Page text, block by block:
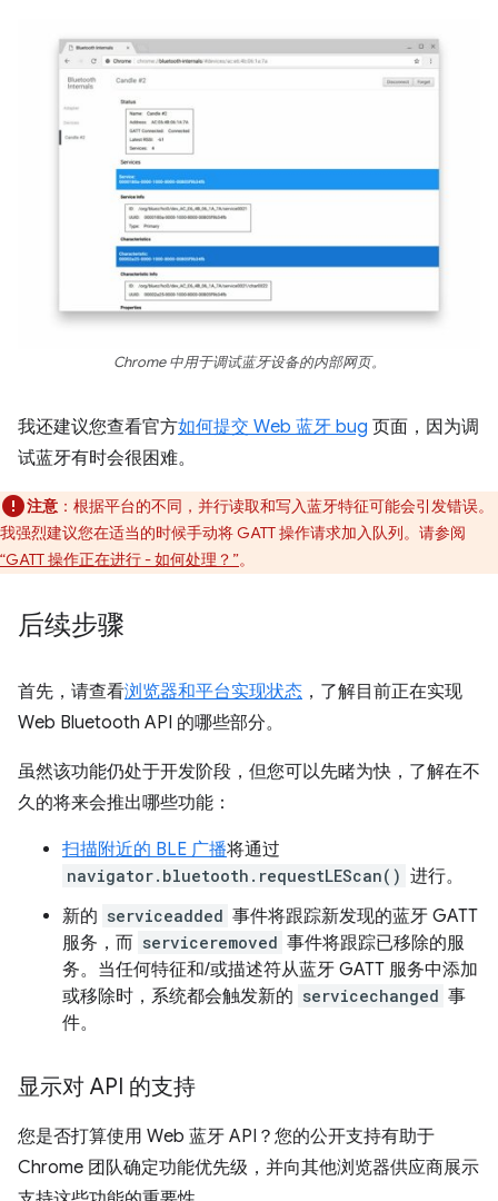
Chrome 中用于调试蓝牙设备的内部网页。
我还建议您查看官方如何提交 Web 蓝牙 bug 页面，因为调
试蓝牙有时会很困难。
注意 ：根据平台的不同，并行读取和写入蓝牙特征可能会引发错误。
我强烈建议您在适当的时候手动将 GATT 操作请求加入队列。请参阅
“GATT 操作正在进行 - 如何处理？”。
后续步骤
首先，请查看浏览器和平台实现状态 ，了解目前正在实现
Web Bluetooth API 的哪些部分。
虽然该功能仍处于开发阶段，但您可以先睹为快，了解在不
久的将来会推出哪些功能：
扫描附近的 BLE 广播将通过
navigator.bluetooth.requestLEScan() 进行。
新的 serviceadded 事件将跟踪新发现的蓝牙 GATT
服务，而 serviceremoved 事件将跟踪已移除的服
务。当任何特征和/或描述符从蓝牙 GATT 服务中添加
或移除时，系统都会触发新的 servicechanged 事
件。
显示对 API 的支持
您是否打算使用 Web 蓝牙 API？您的公开支持有助于
Chrome 团队确定功能优先级，并向其他浏览器供应商展示